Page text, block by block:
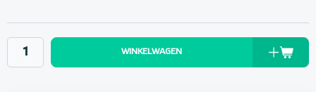
WINKELWAGEN